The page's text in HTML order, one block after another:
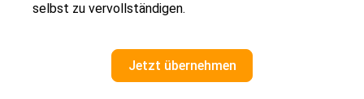
selbst zu vervollständigen.
Jetzt übernehmen